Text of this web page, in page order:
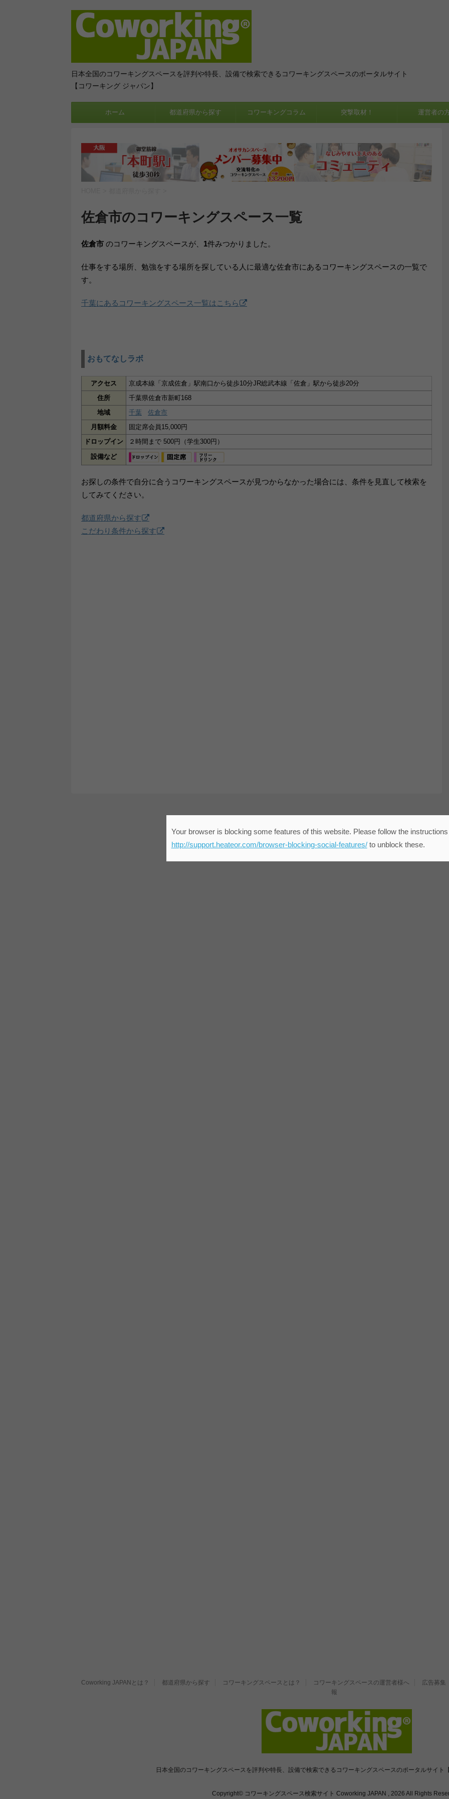
日本全国のコワーキングスペースを評判や特長、設備で検索できるコワーキングスペースのポータルサイト
【コワーキング ジャパン】
ホーム 都道府県から探す コワーキングコラム 突撃取材！ 運営者の
佐倉市のコワーキングスペース一覧
佐倉市 のコワーキングスペースが、 1件みつかりました。
仕事をする場所、勉強をする場所を探している人に最適な佐倉市にあるコワーキングスペースの一覧で
す。
千葉にあるコワーキングスペース一覧はこちら
おもてなしラボ
アクセス
京成本線「京成佐倉」駅南口から徒歩10分JR総武本線「佐倉」駅から徒歩20分
住所
千葉県佐倉市新町168
地域
千葉
佐倉市
月額料金
固定席会員15,000円
ドロップイン
２時間まで 500円（学生300円）
設備など
お探しの条件で自分に合うコワーキングスペースが見つからなかった場合には、条件を見直して検索を
してみてください。
都道府県から探す
こだわり条件から探す
Coworking JAPANとは？ 都道府県から探す コワーキングスペースとは？ コワーキングスペースの運営者様へ
広告募集
報
日本全国のコワーキングスペースを評判や特長、設備で検索できるコワーキングスペースのポータルサイト
Copyright© コワーキングスペース検索サイト Coworking JAPAN , 2026 All Rights
Your browser is blocking some features of this website. Please follow the
http://support.heateor.com/browser-blocking-social-features/to unblock these.